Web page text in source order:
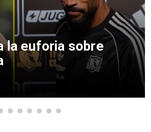
la euforia sobre